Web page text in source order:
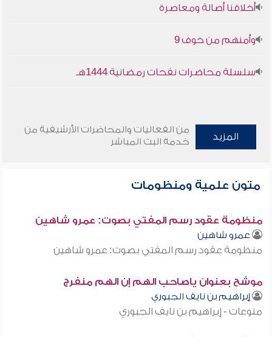
أخلاقنا أصالة ومعاصرة
وأمنهم من خوف 9
سلسلة محاضرات نفحات رمضانية 1444هـ
المزيد
من الفعاليات والمحاضرات الأرشيفية من
خدمة البث المباشر
متون علمية ومنظومات
منظومة عقود رسم المفتي بصوت: عمرو شاهين
عمرو شاهين
منظومة عقود رسم المفتي بصوت: عمرو شاهين
موشح بعنوان ياصاحب الهم إن الهم منفرج
إبراهيم بن نايف الجبوري
منوعات - إبراهيم بن نايف الجبوري